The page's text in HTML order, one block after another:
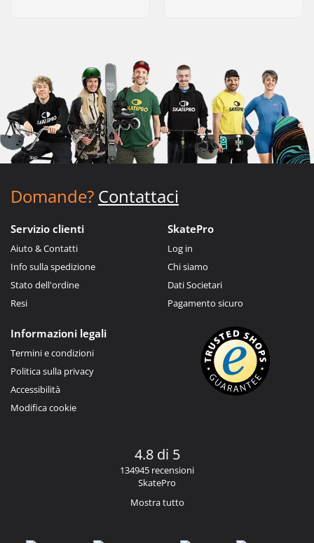
Domande? Contattaci
Servizio clienti
Aiuto & Contatti
Info sulla spedizione
Stato dell'ordine
Resi
SkatePro
Log in
Chi siamo
Dati Societari
Pagamento sicuro
Informazioni legali
Termini e condizioni
Politica sulla privacy
Accessibilità
Modifica cookie
4.8 di 5
134945 recensioni
SkatePro
Mostra tutto